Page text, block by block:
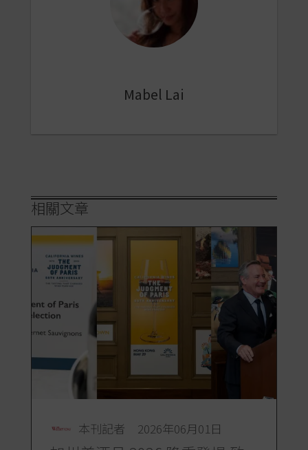
Mabel Lai
相關文章
本刊記者 2026年06月01日